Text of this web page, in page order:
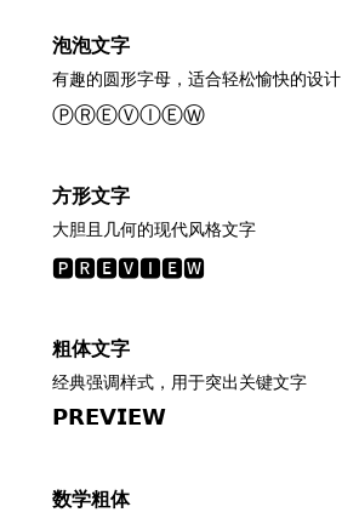
泡泡文字
有趣的圆形字母，适合轻松愉快的设计
ⓅⓇⒺⓋⒾⒺⓌ
方形文字
大胆且几何的现代风格文字
🅿🆁🅴🆅🅸🅴🆆
粗体文字
经典强调样式，用于突出关键文字
𝗣𝗥𝗘𝗩𝗜𝗘𝗪
数学粗体